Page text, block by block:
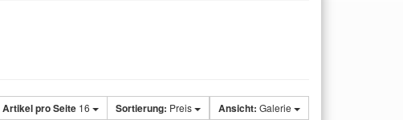
Ansicht: Galerie
Sortierung: Preis
Artikel pro Seite 16